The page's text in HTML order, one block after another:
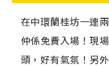
在中環蘭桂坊一連
仲係免費入場！現
頭，好有氣氛！另